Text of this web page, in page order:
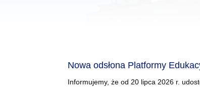
Nowa odsłona Platformy
Informujemy, że od 20 lipca 2026 r.